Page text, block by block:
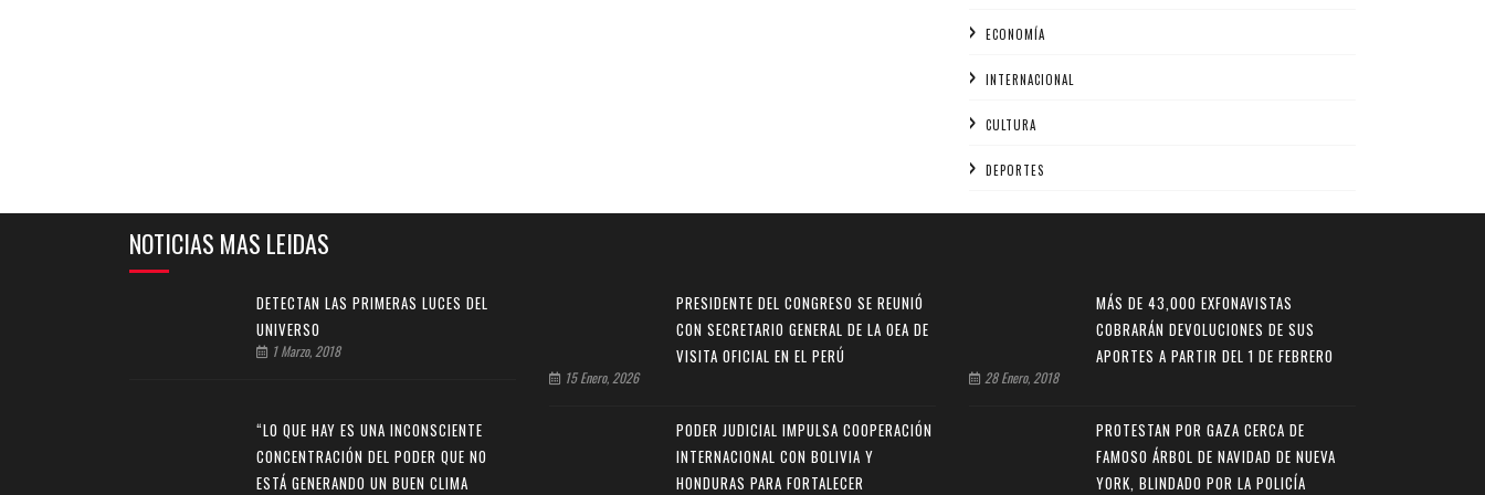
ECONOMÍA
INTERNACIONAL
CULTURA
DEPORTES
NOTICIAS MAS LEIDAS
DETECTAN LAS PRIMERAS LUCES DEL
UNIVERSO
1 Marzo, 2018
PRESIDENTE DEL CONGRESO SE REUNIÓ
CON SECRETARIO GENERAL DE LA OEA DE
VISITA OFICIAL EN EL PERÚ
15 Enero, 2026
MÁS DE 43,000 EXFONAVISTAS
COBRARÁN DEVOLUCIONES DE SUS
APORTES A PARTIR DEL 1 DE FEBRERO
28 Enero, 2018
“LO QUE HAY ES UNA INCONSCIENTE
CONCENTRACIÓN DEL PODER QUE NO
ESTÁ GENERANDO UN BUEN CLIMA
PODER JUDICIAL IMPULSA COOPERACIÓN
INTERNACIONAL CON BOLIVIA Y
HONDURAS PARA FORTALECER
PROTESTAN POR GAZA CERCA DE
FAMOSO ÁRBOL DE NAVIDAD DE NUEVA
YORK, BLINDADO POR LA POLICÍA